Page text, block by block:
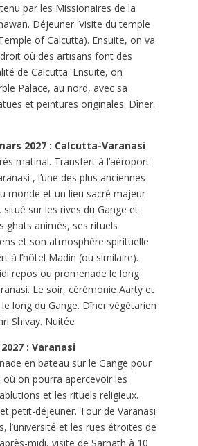
par les Missionaires de la
Déjeuner. Visite du temple
of Calcutta). Ensuite, on va
où des artisans font des
de Calcutta. Ensuite, on
Palace, au nord, avec sa
et peintures originales. Dîner.
2027 : Calcutta-Varanasi
matinal. Transfert à l’aéroport
, l’une des plus anciennes
monde et un lieu sacré majeur
situé sur les rives du Gange et
ghats animés, ses rituels
et son atmosphère spirituelle
à l’hôtel Madin (ou similaire).
repos ou promenade le long
Le soir, cérémonie Aarty et
long du Gange. Dîner végétarien
Shivay. Nuitée
: Varanasi
en bateau sur le Gange pour
où on pourra apercevoir les
et les rituels religieux.
petit-déjeuner. Tour de Varanasi
l’université et les rues étroites de
midi, visite de Sarnath à 10